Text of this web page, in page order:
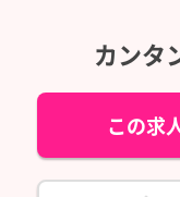
カンタ
この求